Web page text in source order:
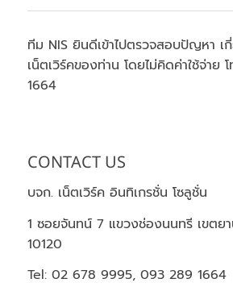
ทีม NIS ยินดีเข้าไปตรวจสอบปัญหา เ
เน็ตเวิร์คของท่าน โดยไม่คิดค่าใช้จ่าย
1664
CONTACT US
บจก. เน็ตเวิร์ค อินทิเกรชั่น โซลูชั่น
1 ซอยจันทน์ 7 แขวงช่องนนทรี เขตย
10120
Tel: 02 678 9995, 093 289 1664